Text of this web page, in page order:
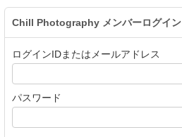
Chill Photography メンバーログイン
ログインIDまたはメールアドレス
パスワード